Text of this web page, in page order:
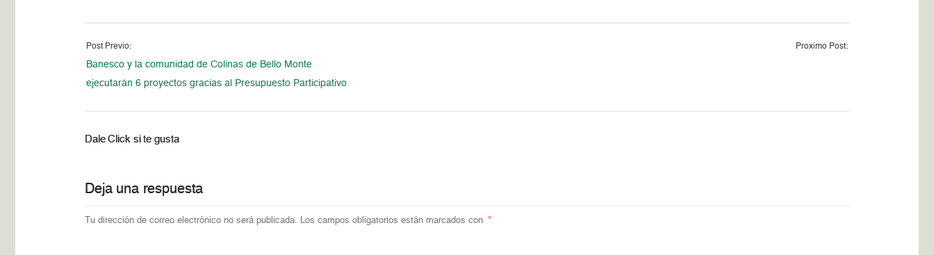
Post Previo:
Banesco y la comunidad de Colinas de Bello Monte
ejecutarán 6 proyectos gracias al Presupuesto Participativo
Proximo Post:
Dale Click si te gusta
Deja una respuesta
Tu dirección de correo electrónico no será publicada. Los campos obligatorios están marcados con *